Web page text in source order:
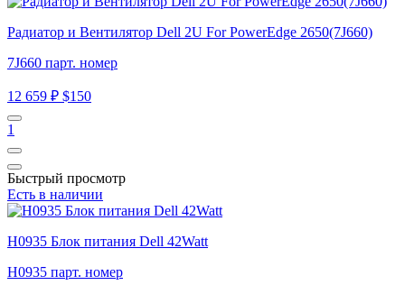
Радиатор и Вентилятор Dell 2U For PowerEdge 2650(7J660)
7J660 парт. номер
12 659 ₽ $150
1
Быстрый просмотр
Есть в наличии
H0935 Блок питания Dell 42Watt
H0935 парт. номер